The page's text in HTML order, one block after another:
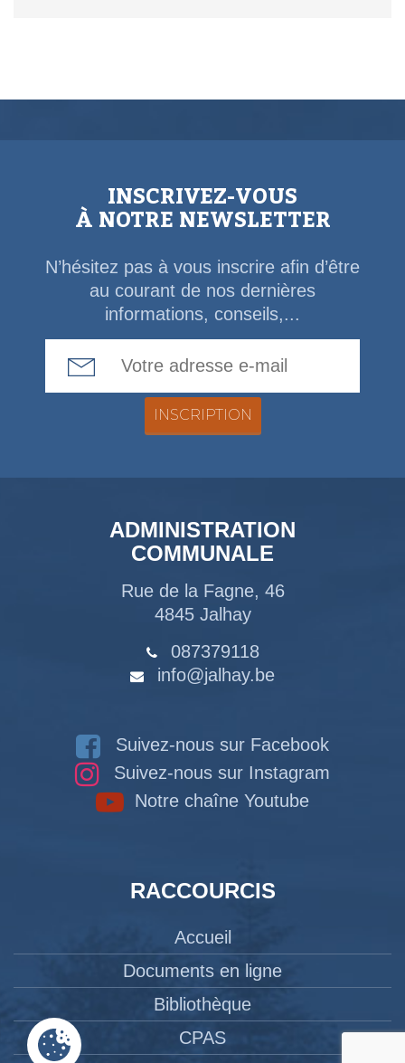
INSCRIVEZ-VOUS
À NOTRE NEWSLETTER
N’hésitez pas à vous inscrire afin d’être
au courant de nos dernières
informations, conseils,...
ADMINISTRATION
COMMUNALE
Rue de la Fagne, 46
4845 Jalhay
087379118
info@jalhay.be
Suivez-nous sur Facebook
Suivez-nous sur Instagram
Notre chaîne Youtube
RACCOURCIS
Accueil
Documents en ligne
Bibliothèque
CPAS